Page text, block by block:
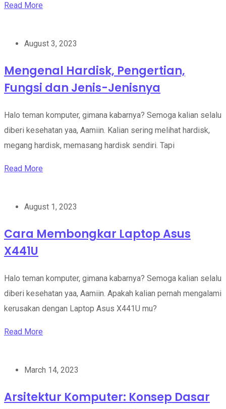
Read More
August 3, 2023
Mengenal Hardisk, Pengertian,
Fungsi dan Jenis-Jenisnya
Halo teman komputer, gimana kabarnya? Semoga kalian selalu
diberi kesehatan yaa, Aamiin. Kalian sering melihat hardisk,
megang hardisk, memasang hardisk sendiri. Tapi
Read More
August 1, 2023
Cara Membongkar Laptop Asus
X441U
Halo teman komputer, gimana kabarnya? Semoga kalian selalu
diberi kesehatan yaa, Aamiin. Apakah kalian pernah mengalami
kerusakan dengan Laptop Asus X441U mu?
Read More
March 14, 2023
Arsitektur Komputer: Konsep Dasar